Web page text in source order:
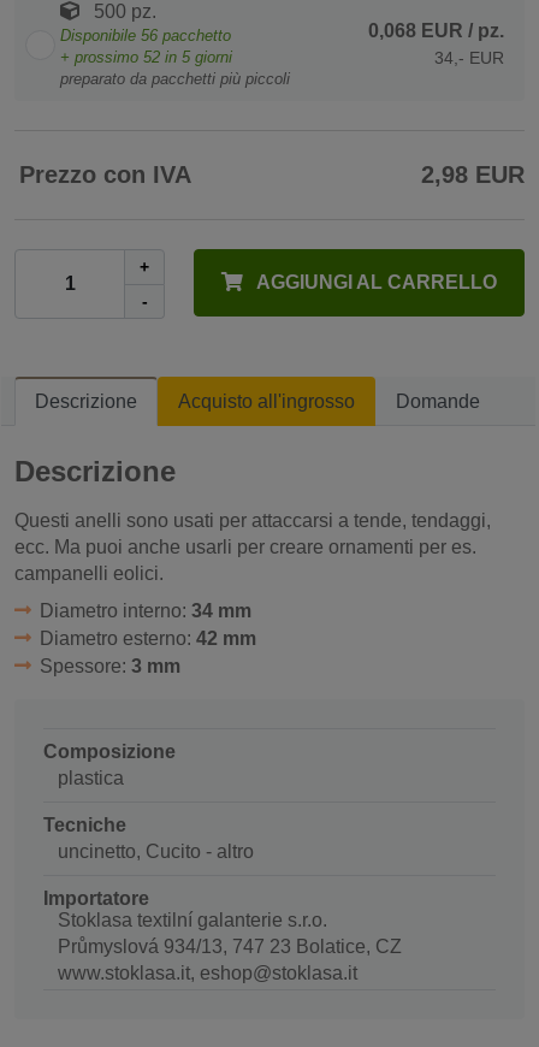
500 pz.
Disponibile 56 pacchetto
+ prossimo 52 in 5 giorni
preparato da pacchetti più piccoli
0,068 EUR / pz.
34,- EUR
Prezzo con IVA 2,98 EUR
+
-
AGGIUNGI AL CARRELLO
Descrizione Acquisto all'ingrosso Domande
Descrizione
Questi anelli sono usati per attaccarsi a tende, tendaggi,
ecc. Ma puoi anche usarli per creare ornamenti per es.
campanelli eolici.
Diametro interno: 34 mm
Diametro esterno: 42 mm
Spessore: 3 mm
Composizione
plastica
Tecniche
uncinetto, Cucito - altro
Importatore
Stoklasa textilní galanterie s.r.o.
Průmyslová 934/13, 747 23 Bolatice, CZ
www.stoklasa.it, eshop@stoklasa.it